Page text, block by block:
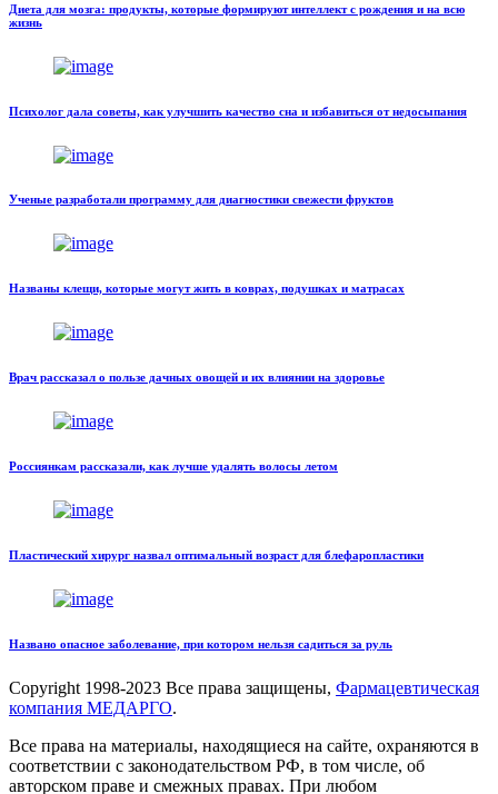
Диета для мозга: продукты, которые формируют интеллект с рождения и на всю
жизнь
Психолог дала советы, как улучшить качество сна и избавиться от недосыпания
Ученые разработали программу для диагностики свежести фруктов
Названы клещи, которые могут жить в коврах, подушках и матрасах
Врач рассказал о пользе дачных овощей и их влиянии на здоровье
Россиянкам рассказали, как лучше удалять волосы летом
Пластический хирург назвал оптимальный возраст для блефаропластики
Названо опасное заболевание, при котором нельзя садиться за руль
Copyright 1998-2023 Все права защищены, Фармацевтическая
компания МЕДАРГО.
Все права на материалы, находящиеся на сайте, охраняются в
соответствии с законодательством РФ, в том числе, об
авторском праве и смежных правах. При любом